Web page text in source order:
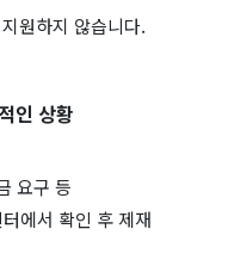
원하지 않습니다.
인 상황
요구 등
에서 확인 후 제재